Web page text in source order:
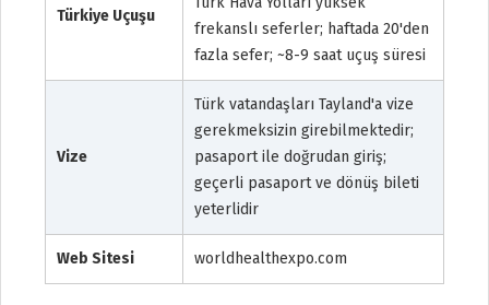
Türkiye Uçuşu
frekanslı seferler; haftada 20'den
fazla sefer; ~8-9 saat uçuş süresi
Vize
Türk vatandaşları Tayland'a vize
gerekmeksizin girebilmektedir;
pasaport ile doğrudan giriş;
geçerli pasaport ve dönüş bileti
yeterlidir
Web Sitesi worldhealthexpo.com